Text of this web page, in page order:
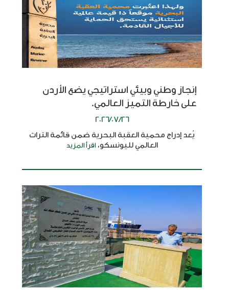
إنجاز وطني وبيئي استراتيجي يضع الأردن
على خارطة التميز العالمي.
2026/07/26
يُعد إدراج محمية العقبة البحرية ضمن قائمة التراث
العالمي لليونسكو، اقرأ المزيد